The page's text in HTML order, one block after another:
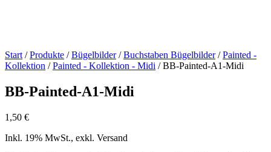
Start /Produkte /Bügelbilder/Buchstaben Bügelbilder/Painted -
Kollektion /Painted - Kollektion - Midi / BB-Painted-A1-Midi
BB-Painted-A1-Midi
1,50 €
Inkl. 19% MwSt., exkl. Versand